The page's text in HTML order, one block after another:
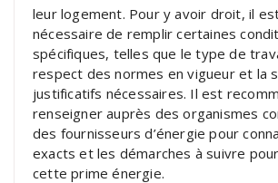
leur logement. Pour y avoir droit, il
nécessaire de remplir certaines
spécifiques, telles que le type de
respect des normes en vigueur et la
justificatifs nécessaires. Il est
renseigner auprès des organismes
des fournisseurs d’énergie pour
exacts et les démarches à suivre
cette prime énergie.